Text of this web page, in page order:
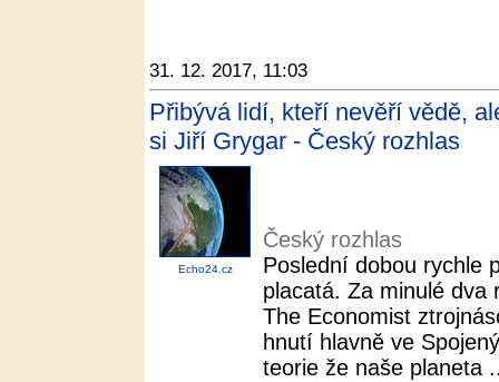
31. 12. 2017, 11:03
Přibývá lidí, kteří nevěří vědě,
si Jiří Grygar - Český rozhlas
Echo24.cz
Český rozhlas
Poslední dobou rychle
placatá. Za minulé dva
The Economist
hnutí hlavně ve
teorie že naše planeta